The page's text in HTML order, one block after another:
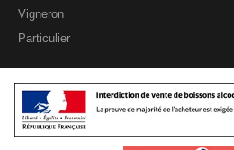
Vigneron
Particulier